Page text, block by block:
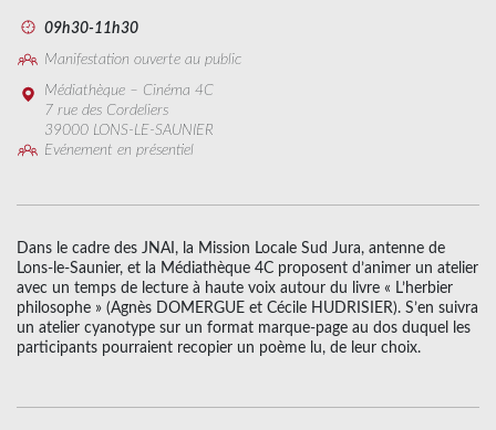
09h30-11h30
Manifestation ouverte au public
Médiathèque – Cinéma 4C
7 rue des Cordeliers
39000 LONS-LE-SAUNIER
Evénement en présentiel
Dans le cadre des JNAI, la Mission Locale Sud Jura, antenne de
Lons-le-Saunier, et la Médiathèque 4C proposent d’animer un atelier
avec un temps de lecture à haute voix autour du livre « L’herbier
philosophe » (Agnès DOMERGUE et Cécile HUDRISIER). S’en suivra
un atelier cyanotype sur un format marque-page au dos duquel les
participants pourraient recopier un poème lu, de leur choix.